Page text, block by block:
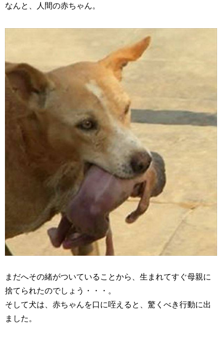
なんと、人間の赤ちゃん。
まだへその緒がついていることから、生まれてすぐ母親に
捨てられたのでしょう・・・。
そして犬は、赤ちゃんを口に咥えると、驚くべき行動に出
ました。